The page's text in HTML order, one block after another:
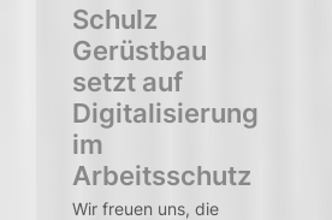
Schulz
Gerüstbau
setzt auf
Digitalisierung
im
Arbeitsschutz
Wir freuen uns, die